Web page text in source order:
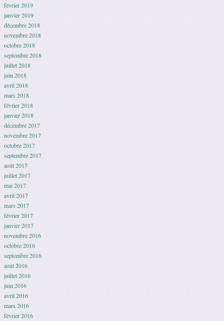
février 2019
janvier 2019
décembre 2018
novembre 2018
octobre 2018
septembre 2018
juillet 2018
juin 2018
avril 2018
mars 2018
février 2018
janvier 2018
décembre 2017
novembre 2017
octobre 2017
septembre 2017
août 2017
juillet 2017
mai 2017
avril 2017
mars 2017
février 2017
janvier 2017
novembre 2016
octobre 2016
septembre 2016
août 2016
juillet 2016
juin 2016
avril 2016
mars 2016
février 2016